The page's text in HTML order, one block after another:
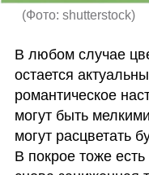
(Фото: shutterstock)
В любом случае
остается
романтическое
могут быть
могут расцветать
В покрое тоже